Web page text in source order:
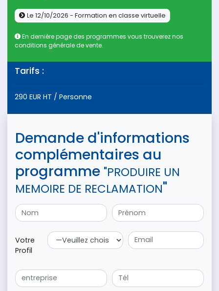
Le 12/10/2026 - Formation en classe virtuelle
En dernière page des programmes vous trouverez nos
conditions générale de vente.
Tarifs :
290 EUR HT / Personne
Demande d'informations
complémentaires au
programme "PRODUIRE UN
MEMOIRE DE RECLAMATION"
Votre
Profil